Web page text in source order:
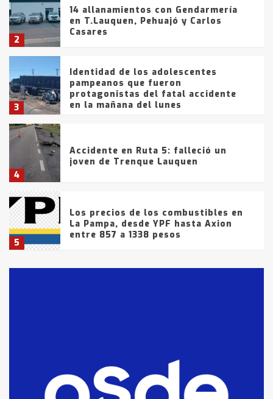
2
14 allanamientos con Gendarmería
en T.Lauquen, Pehuajó y Carlos
Casares
3
Identidad de los adolescentes
pampeanos que fueron
protagonistas del fatal accidente
en la mañana del lunes
4
Accidente en Ruta 5: falleció un
joven de Trenque Lauquen
5
Los precios de los combustibles en
La Pampa, desde YPF hasta Axion
entre 857 a 1338 pesos
fueron detenidos por
comercialización de drogas en la
tarde del sábado